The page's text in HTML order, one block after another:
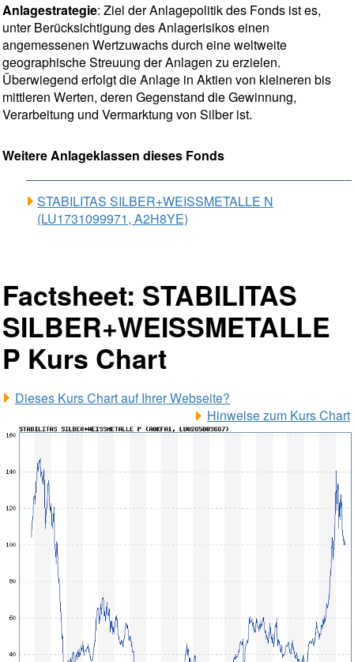
Anlagestrategie: Ziel der Anlagepolitik des Fonds ist es,
unter Berücksichtigung des Anlagerisikos einen
angemessenen Wertzuwachs durch eine weltweite
geographische Streuung der Anlagen zu erzielen.
Überwiegend erfolgt die Anlage in Aktien von kleineren bis
mittleren Werten, deren Gegenstand die Gewinnung,
Verarbeitung und Vermarktung von Silber ist.
Weitere Anlageklassen dieses Fonds
STABILITAS SILBER+WEISSMETALLE N
(LU1731099971, A2H8YE)
Factsheet: STABILITAS
SILBER+WEISSMETALLE
P Kurs Chart
Dieses Kurs Chart auf Ihrer Webseite?
Hinweise zum Kurs Chart